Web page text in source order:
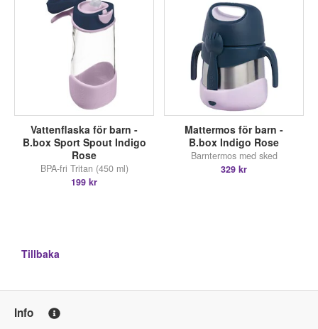
Vattenflaska för barn -
B.box Sport Spout Indigo
Rose
BPA-fri Tritan (450 ml)
199 kr
Mattermos för barn -
B.box Indigo Rose
Barntermos med sked
329 kr
Tillbaka
Info